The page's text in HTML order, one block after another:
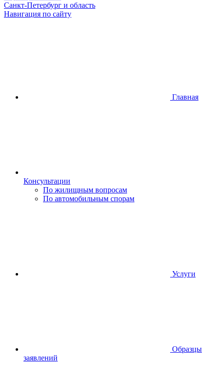
Санкт-Петербург и область
Навигация по сайту
Главная
Консультации
По жилищным вопросам
По автомобильным спорам
Услуги
Образцы
заявлений